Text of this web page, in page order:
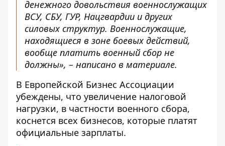
денежного довольствия военнослужащих
ВСУ, СБУ, ГУР, Нацгвардии и других
силовых структур. Военнослужащие,
находящиеся в зоне боевых действий,
вообще платить военный сбор не
должны», – написано в материале.
В Европейской Бизнес Ассоциации
убеждены, что увеличение налоговой
нагрузки, в частности военного сбора,
коснется всех бизнесов, которые платят
официальные зарплаты.